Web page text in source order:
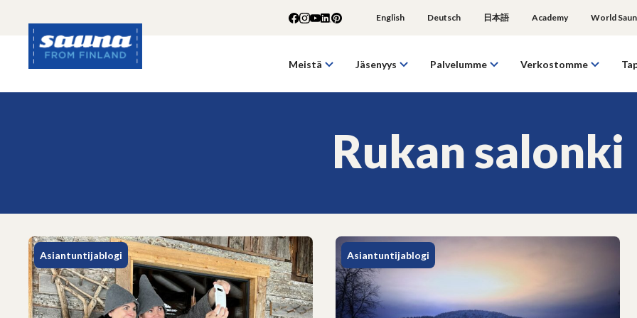
sisältöön
English Deutsch 日本語 Academy World
Sauna
Meistä Jäsenyys Palvelumme Verkostomme
Rukan salonki
Asiantuntijablogi Asiantuntijablogi